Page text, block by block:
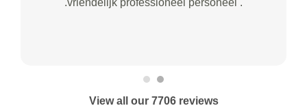
.vriendelijk professioneel personeel .
View all our 7706 reviews